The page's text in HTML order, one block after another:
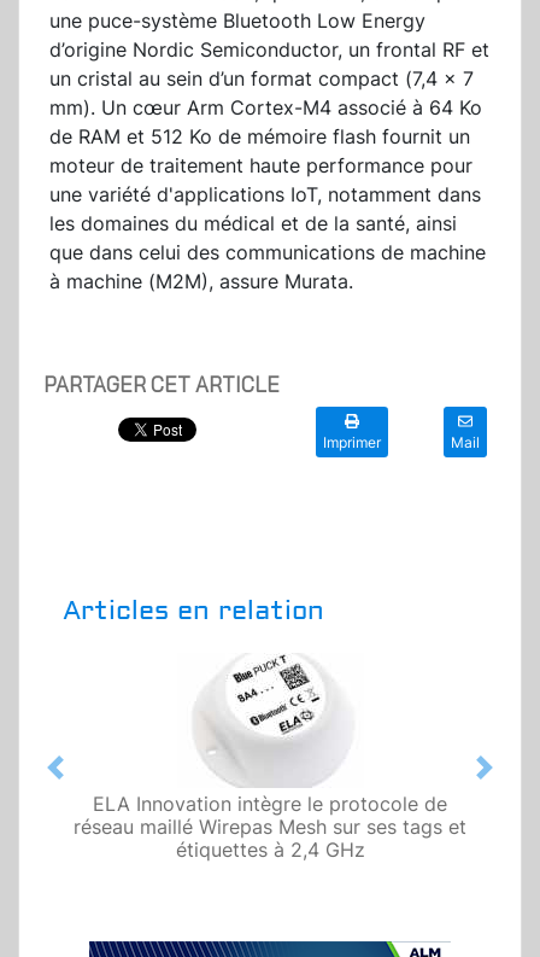
une puce-système Bluetooth Low Energy
d’origine Nordic Semiconductor, un frontal RF et
un cristal au sein d’un format compact (7,4 x 7
mm). Un cœur Arm Cortex-M4 associé à 64 Ko
de RAM et 512 Ko de mémoire flash fournit un
moteur de traitement haute performance pour
une variété d'applications IoT, notamment dans
les domaines du médical et de la santé, ainsi
que dans celui des communications de machine
à machine (M2M), assure Murata.
PARTAGER CET ARTICLE
Imprimer Mail
Articles en relation
ELA Innovation intègre le protocole de
réseau maillé Wirepas Mesh sur ses tags et
étiquettes à 2,4 GHz
Previous Next